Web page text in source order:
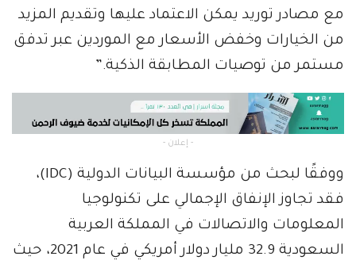
مع مصادر توريد يمكن الاعتماد عليها وتقديم المزيد
من الخيارات وخفض الأسعار مع الموردين عبر تدفق
مستمر من توصيات المطابقة الذكية.”
- إعلان -
ووفقًا لبحث من مؤسسة البيانات الدولية (IDC)،
فقد تجاوز الإنفاق الإجمالي على تكنولوجيا
المعلومات والاتصالات في المملكة العربية
السعودية 32.9 مليار دولار أمريكي في عام 2021، حيث